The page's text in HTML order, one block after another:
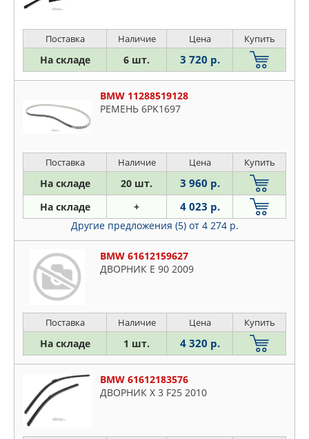
Поставка Наличие Цена Купить
На складе 6 шт. 3 720 р.
BMW 11288519128
РЕМЕНЬ 6PK1697
Поставка Наличие Цена Купить
На складе 20 шт. 3 960 р.
На складе + 4 023 р.
Другие предложения (5) от 4 274 р.
BMW 61612159627
ДВОРНИК E 90 2009
Поставка Наличие Цена Купить
На складе 1 шт. 4 320 р.
BMW 61612183576
ДВОРНИК Х 3 F25 2010